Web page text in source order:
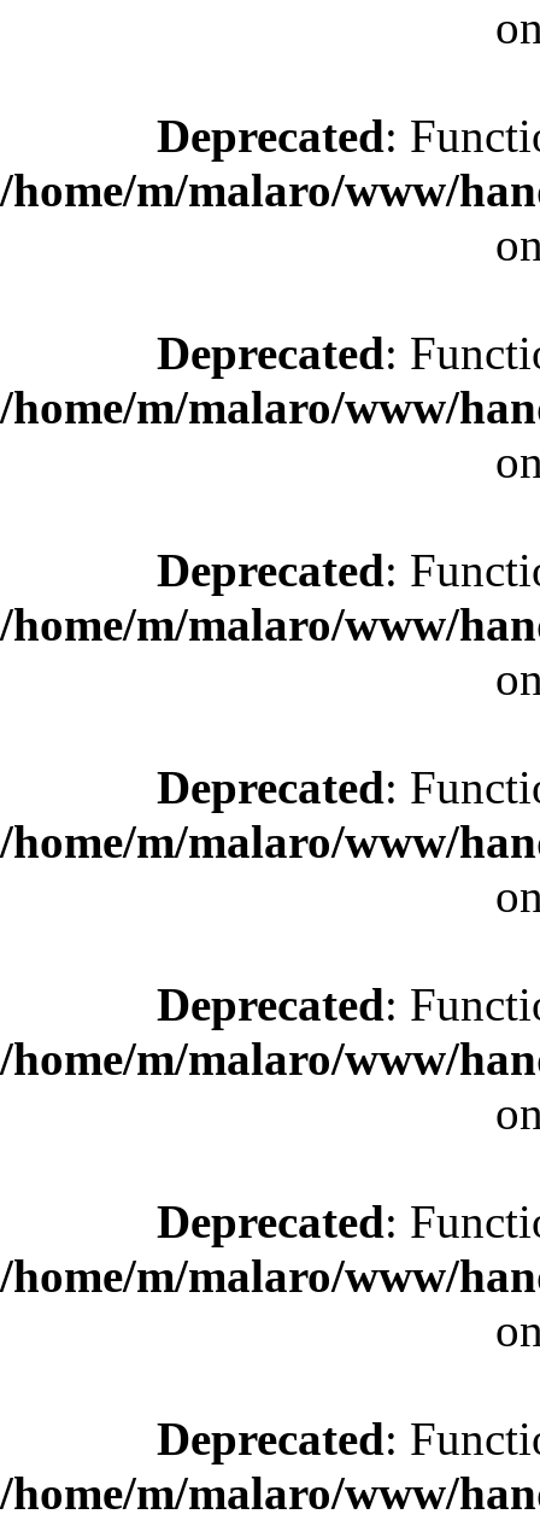
Deprecated:
/home/m/malaro/www/
Deprecated:
/home/m/malaro/www/
Deprecated:
/home/m/malaro/www/
Deprecated:
/home/m/malaro/www/
Deprecated:
/home/m/malaro/www/
Deprecated:
/home/m/malaro/www/
Deprecated:
/home/m/malaro/www/